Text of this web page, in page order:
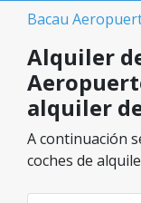
Bacau
Alquiler
alquiler
A continuación
coches de